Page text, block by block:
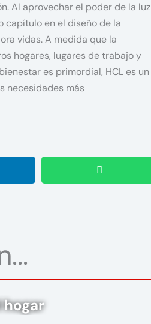
Al aprovechar el poder de la luz
capítulo en el diseño de la
vidas. A medida que la
hogares, lugares de trabajo y
es primordial, HCL es un
necesidades más